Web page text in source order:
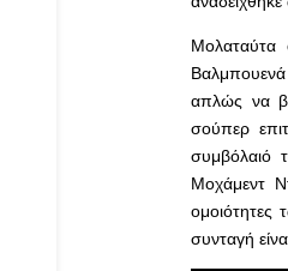
Μολαταύτα
απλώς να
σούπερ
συμβόλαιό
Μοχάμεντ
συνταγή